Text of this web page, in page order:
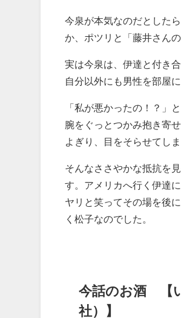
今泉が本気なのだとした
か、ポツリと「藤井さん
実は今泉は、伊達と付き
自分以外にも男性を部屋
「私が悪かったの！？」
腕をぐっとつかみ抱き寄
よぎり、目をそらせてしま
そんなささやかな抵抗を
す。アメリカへ行く伊達
ヤリと笑ってその場を後
く松子なのでした。
今話のお酒 【
社）】